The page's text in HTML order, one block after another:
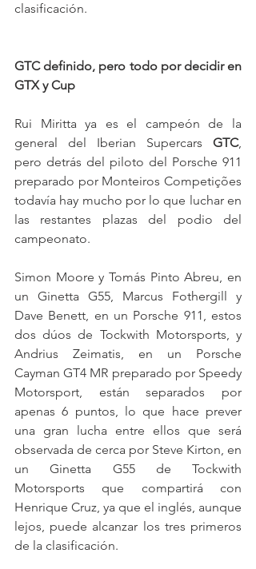
clasificación.
GTC definido, pero todo por decidir en
GTX y Cup
Rui Miritta ya es el campeón de la
general del Iberian Supercars GTC,
pero detrás del piloto del Porsche 911
preparado por Monteiros Competições
todavía hay mucho por lo que luchar en
las restantes plazas del podio del
campeonato.
Simon Moore y Tomás Pinto Abreu, en
un Ginetta G55, Marcus Fothergill y
Dave Benett, en un Porsche 911, estos
dos dúos de Tockwith Motorsports, y
Andrius Zeimatis, en un Porsche
Cayman GT4 MR preparado por Speedy
Motorsport, están separados por
apenas 6 puntos, lo que hace prever
una gran lucha entre ellos que será
observada de cerca por Steve Kirton, en
un Ginetta G55 de Tockwith
Motorsports que compartirá con
Henrique Cruz, ya que el inglés, aunque
lejos, puede alcanzar los tres primeros
de la clasificación.